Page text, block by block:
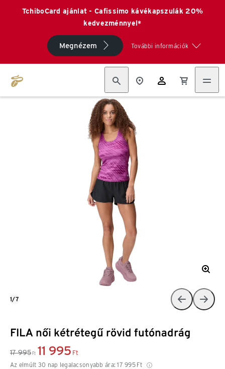
TchiboCard ajánlat - Cafissimo kávékapszulák 20%
kedvezménnyel*
Megnézem További információk
FILA női kétrétegű rövid futónadrág
17 995 Ft 11 995 Ft
Az elmúlt 30 nap legalacsonyabb ára: 17 995 Ft
1/7